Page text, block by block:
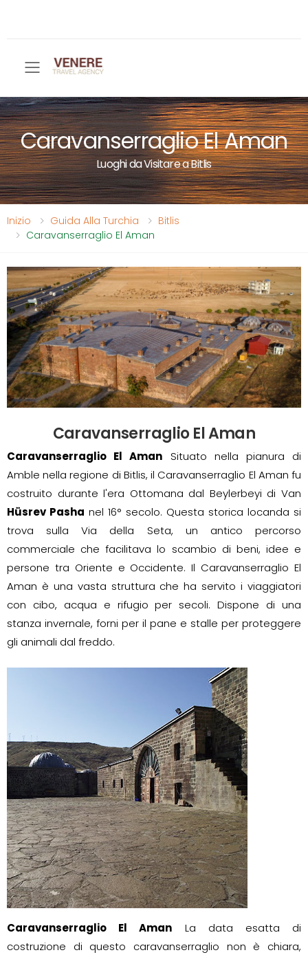
Toggle mobile menu
Caravanserraglio El Aman
Luoghi da Visitare a Bitlis
Inizio Guida Alla Turchia
Bitlis
Caravanserraglio El Aman
Caravanserraglio El Aman
Caravanserraglio El Aman Situato nella pianura di
Amble nella regione di Bitlis, il Caravanserraglio El Aman fu
costruito durante l'era Ottomana dal Beylerbeyi di Van
Hüsrev Pasha nel 16° secolo. Questa storica locanda si
trova sulla Via della Seta, un antico percorso
commerciale che facilitava lo scambio di beni, idee e
persone tra Oriente e Occidente. Il Caravanserraglio El
Aman è una vasta struttura che ha servito i viaggiatori
con cibo, acqua e rifugio per secoli. Dispone di una
stanza invernale, forni per il pane e stalle per proteggere
gli animali dal freddo.
Caravanserraglio El Aman La data esatta di
costruzione di questo caravanserraglio non è chiara,